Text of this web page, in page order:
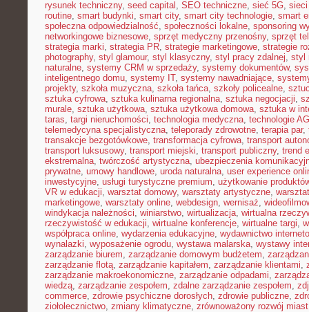
rysunek techniczny, seed capital , SEO techniczne, sieć 5G, sieci
routine, smart budynki, smart city, smart city technologie, smart
społeczna odpowiedzialność, społeczności lokalne, sponsoring
networkingowe biznesowe, sprzęt medyczny przenośny, sprzęt
strategia marki, strategia PR, strategie marketingowe, strategie
photography, styl glamour, styl klasyczny, styl pracy zdalnej, styl
naturalne, systemy CRM w sprzedaży, systemy dokumentów,
inteligentnego domu, systemy IT, systemy nawadniające,
projekty, szkoła muzyczna, szkoła tańca, szkoły policealne,
sztuka cyfrowa, sztuka kulinarna regionalna, sztuka negocjacji,
murale, sztuka użytkowa, sztuka użytkowa domowa, sztuka w
taras, targi nieruchomości, technologia medyczna, technologie
telemedycyna specjalistyczna, teleporady zdrowotne, terapia par,
transakcje bezgotówkowe, transformacja cyfrowa, transport
transport luksusowy, transport miejski, transport publiczny, trend
ekstremalna, twórczość artystyczna, ubezpieczenia
prywatne, umowy handlowe, uroda naturalna, user experience
inwestycyjne, usługi turystyczne premium, użytkowanie
VR w edukacji, warsztat domowy, warsztaty artystyczne,
marketingowe, warsztaty online, webdesign, wernisaż,
windykacja należności, winiarstwo, wirtualizacja, wirtualna
rzeczywistość w edukacji, wirtualne konferencje, wirtualne targi,
współpraca online, wydarzenia edukacyjne, wydawnictwo
wynalazki, wyposażenie ogrodu, wystawa malarska, wystawy
zarządzanie biurem, zarządzanie domowym budżetem,
zarządzanie flotą, zarządzanie kapitałem, zarządzanie klientami,
zarządzanie makroekonomiczne, zarządzanie odpadami,
wiedzą, zarządzanie zespołem, zdalne zarządzanie zespołem,
commerce, zdrowie psychiczne dorosłych, zdrowie publiczne,
ziołolecznictwo, zmiany klimatyczne, zrównoważony rozwój miast